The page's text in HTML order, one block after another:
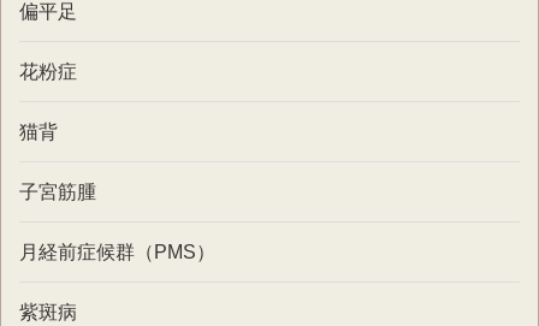
偏平足
花粉症
猫背
子宮筋腫
月経前症候群（PMS）
紫斑病